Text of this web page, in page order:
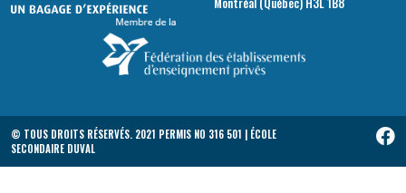
© TOUS DROITS RÉSERVÉS. 2021 PERMIS NO 316 501 | ÉCOLE
SECONDAIRE DUVAL